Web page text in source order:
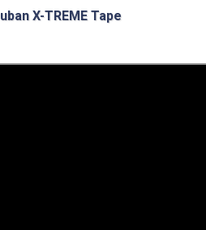
X-TREME Tape